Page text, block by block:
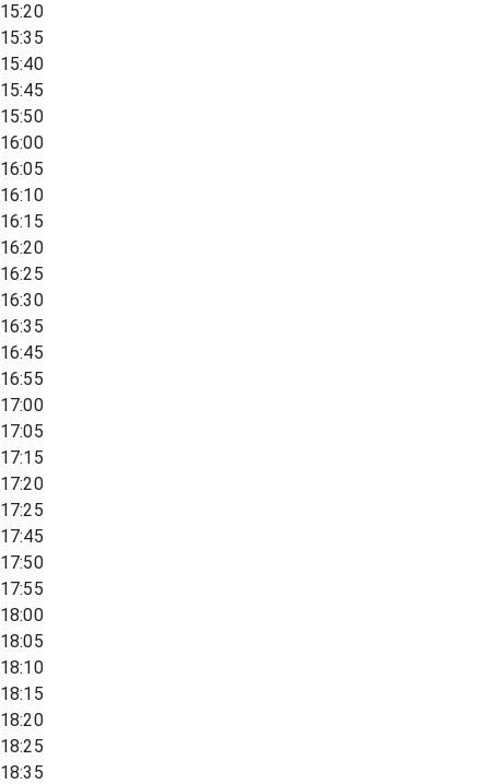
15:20
15:35
15:40
15:45
15:50
16:00
16:05
16:10
16:15
16:20
16:25
16:30
16:35
16:45
16:55
17:00
17:05
17:15
17:20
17:25
17:45
17:50
17:55
18:00
18:05
18:10
18:15
18:20
18:25
18:35